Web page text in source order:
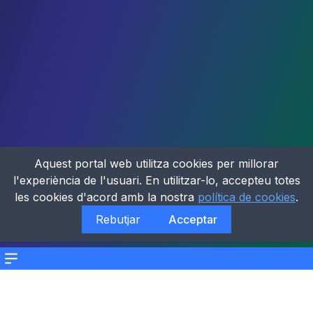
Menu
Aquest portal web utilitza cookies per millorar
l'experiència de l'usuari. En utilitzar-lo, accepteu totes
les cookies d'acord amb la nostra política de cookies.
Rebutjar
Acceptar